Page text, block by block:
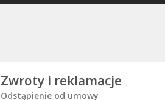
Zwroty i reklamacje
Odstąpienie od umowy